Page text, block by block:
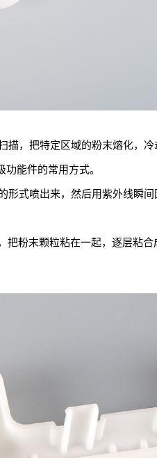
，把特定区域的粉末熔化，
能件的常用方式。
式喷出来，然后用紫外线瞬间
粉末颗粒粘在一起，逐层粘